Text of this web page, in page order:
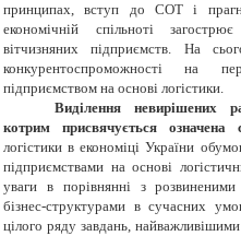
принципах, вступ до СОТ і
економічній спільноті
вітчизняних підприємств. На
конкурентоспроможності на
підприємством на основі логістики.
Виділення невирішених
котрим присвячується означена
логістики в економіці України
підприємствами на основі
уваги в порівнянні з
бізнес-структурами в сучасних
цілого ряду завдань,